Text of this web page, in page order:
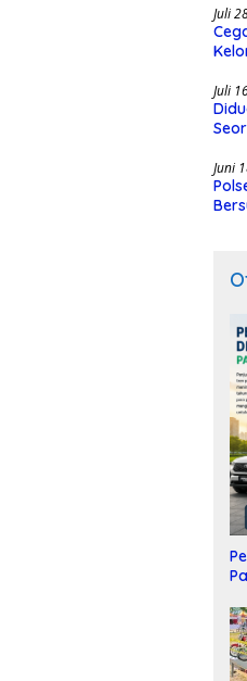
Juli
Juli
Juni